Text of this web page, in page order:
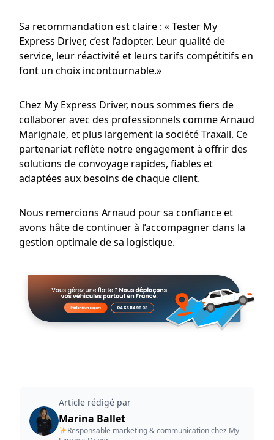
Sa recommandation est claire : « Tester My
Express Driver, c’est l’adopter. Leur qualité de
service, leur réactivité et leurs tarifs compétitifs en
font un choix incontournable.»
Chez My Express Driver, nous sommes fiers de
collaborer avec des professionnels comme Arnaud
Marignale, et plus largement la société Traxall. Ce
partenariat reflète notre engagement à offrir des
solutions de convoyage rapides, fiables et
adaptées aux besoins de chaque client.
Nous remercions Arnaud pour sa confiance et
avons hâte de continuer à l’accompagner dans la
gestion optimale de sa logistique.
Article rédigé par
Marina Ballet
Responsable marketing & communication chez My